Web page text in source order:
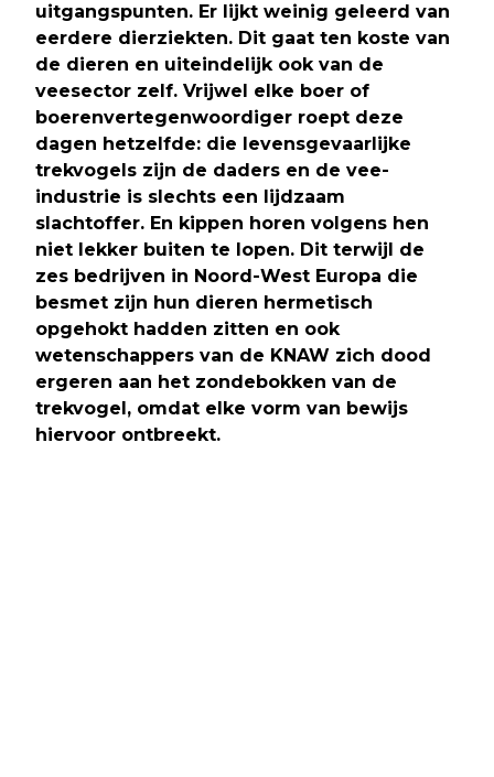
uitgangspunten. Er lijkt weinig geleerd van
eerdere dierziekten. Dit gaat ten koste van
de dieren en uiteindelijk ook van de
veesector zelf. Vrijwel elke boer of
boerenvertegenwoordiger roept deze
dagen hetzelfde: die levensgevaarlijke
trekvogels zijn de daders en de vee-
industrie is slechts een lijdzaam
slachtoffer. En kippen horen volgens hen
niet lekker buiten te lopen. Dit terwijl de
zes bedrijven in Noord-West Europa die
besmet zijn hun dieren hermetisch
opgehokt hadden zitten en ook
wetenschappers van de KNAW zich dood
ergeren aan het zondebokken van de
trekvogel, omdat elke vorm van bewijs
hiervoor ontbreekt.